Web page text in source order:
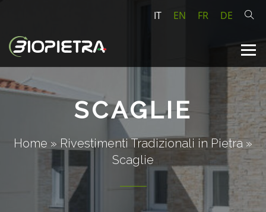
IT EN FR DE
SCAGLIE
Home » Rivestimenti Tradizionali in Pietra»
Scaglie